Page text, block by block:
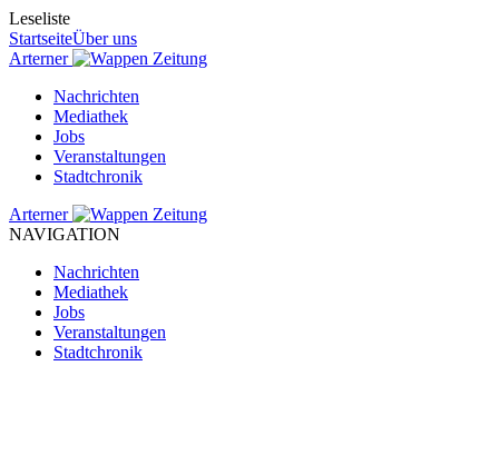
Leseliste
StartseiteÜber uns
Arterner
Zeitung
Nachrichten
Mediathek
Jobs
Veranstaltungen
Stadtchronik
Arterner
Zeitung
NAVIGATION
Nachrichten
Mediathek
Jobs
Veranstaltungen
Stadtchronik